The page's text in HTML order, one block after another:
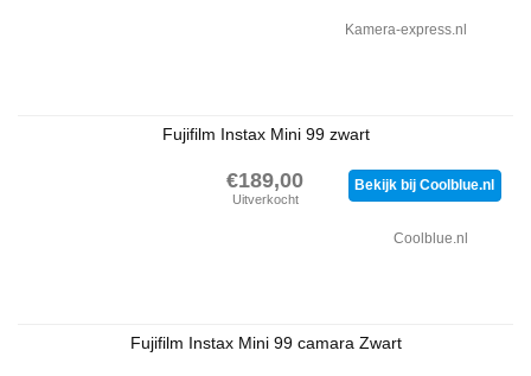
Kamera-express.nl
Fujifilm Instax Mini 99 zwart
€189,00
Uitverkocht
Bekijk bij Coolblue.nl
Coolblue.nl
Fujifilm Instax Mini 99 camara Zwart